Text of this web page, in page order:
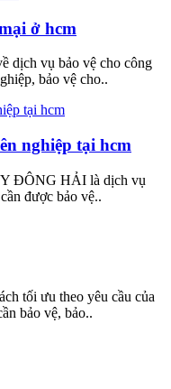
ở hcm
dịch vụ bảo vệ cho công
bảo vệ cho..
nghiệp tại hcm
ĐÔNG HẢI là dịch vụ
được bảo vệ..
tối ưu theo yêu cầu của
bảo vệ, bảo..